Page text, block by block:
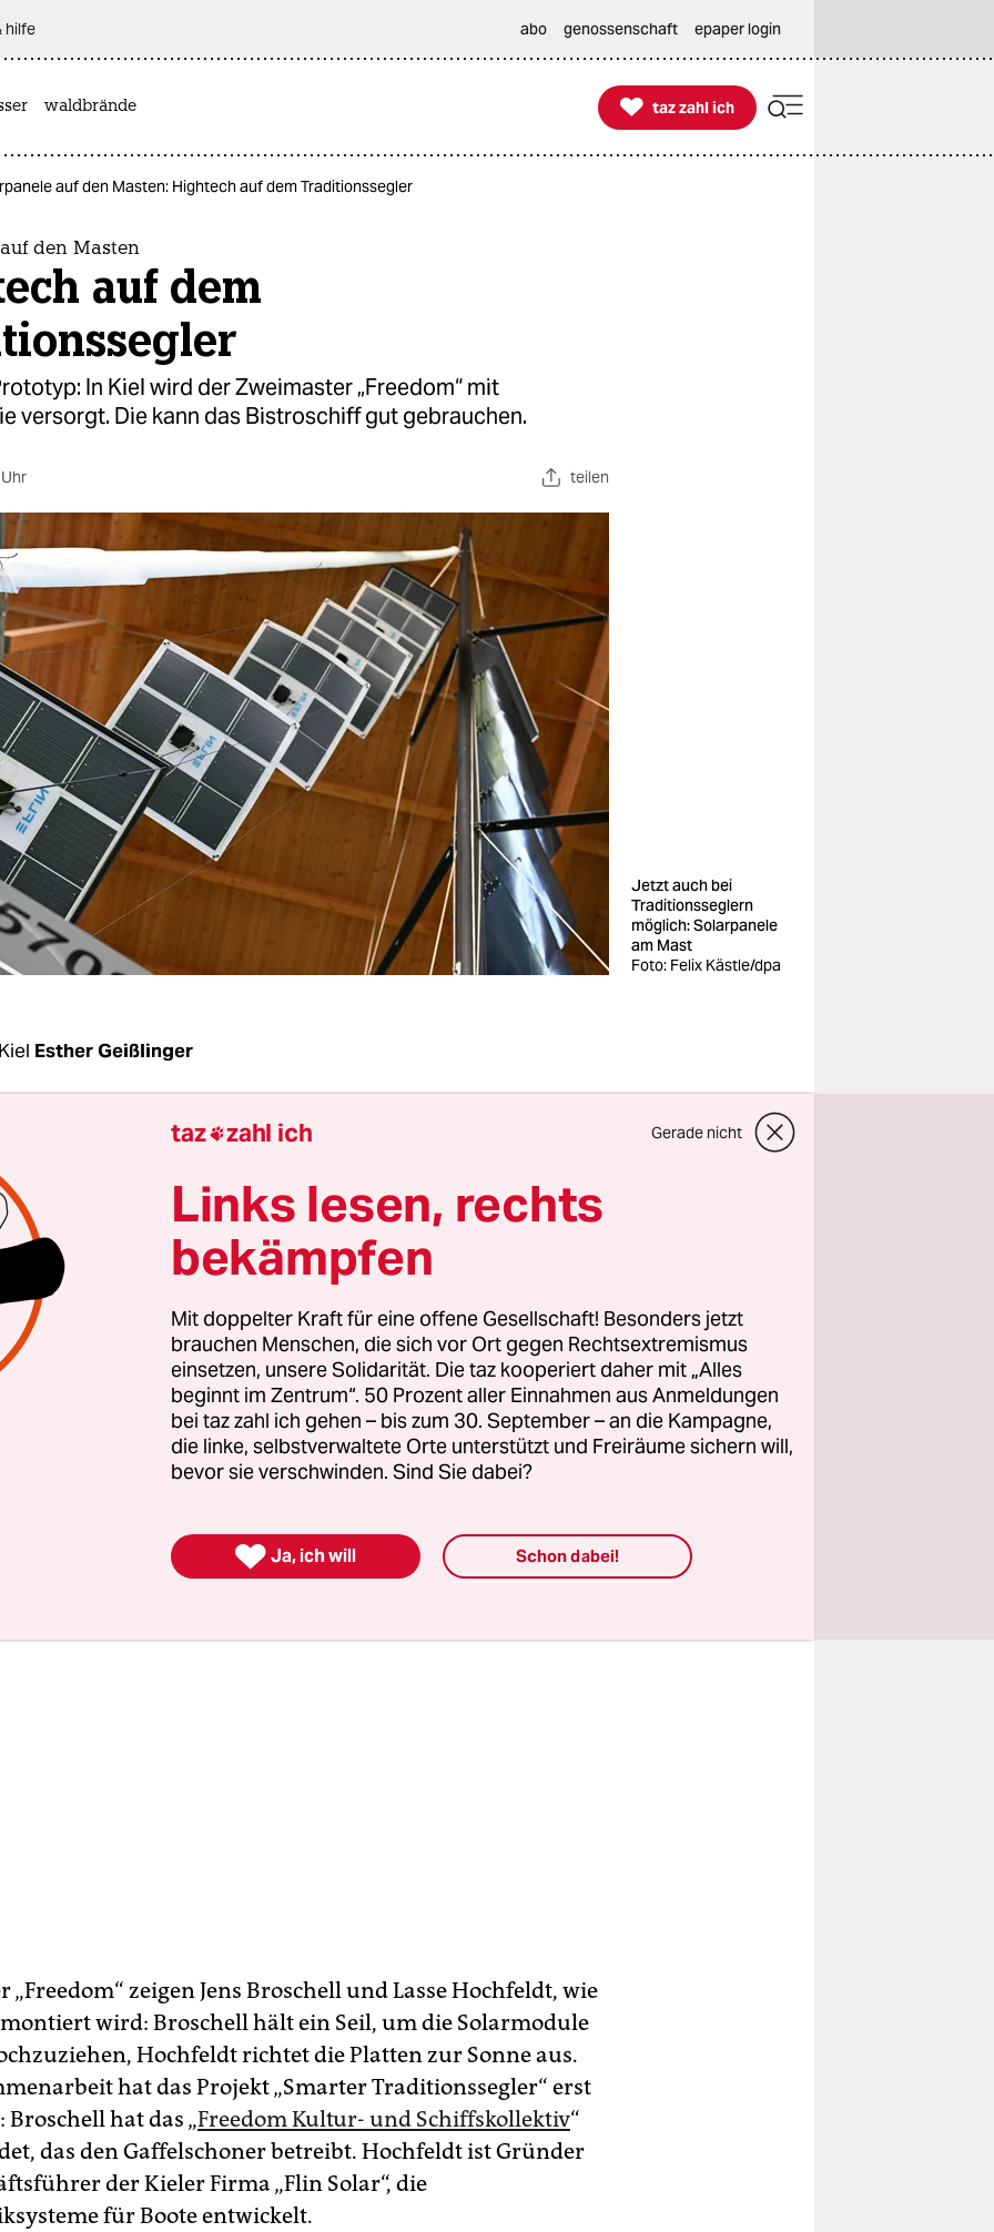
hilfe abo genossenschaft epaper login
waldbrände 
taz zahl ich
taz zahl ich
auf den Masten: Hightech auf dem Traditionssegler
den Masten
auf dem
In Kiel wird der Zweimaster „Freedom“ mit
versorgt. Die kann das Bistroschiff gut gebrauchen.
teilen
Jetzt auch bei
Traditionsseglern
möglich: Solarpanele
am Mast
Foto: Felix Kästle/dpa
Esther Geißlinger
heute „Freedom“ heißt, tuckerte nach dem Krieg als
vor Travemünde und Glückstadt und fuhr als
auf Hochseefischfang, bevor es 1990 zum Gaffelschoner
Heute liegt die „Freedom“ in Kiel am Kai, als Bistro-
Sie ist ein Prototyp: der erste Traditionssegler, an
eine
brauchen Strom, wenn sie wie die „Freedom“ im
Und wenn sie Gastronomie an Bord haben, erst recht.
dieser Strom von Dieselaggregaten auf dem Schiff
er wird mit einem Kabel aus einerLandstromanlage
„Freedom“ zeigen Jens Broschell und Lasse Hochfeldt, wie
wird: Broschell hält ein Seil, um die Solarmodule
Hochfeldt richtet die Platten zur Sonne aus.
hat das Projekt „Smarter Traditionssegler“ erst
hat das „Freedom Kultur- und Schiffskollektiv“
das den Gaffelschoner betreibt. Hochfeldt ist Gründer
der Kieler Firma „Flin Solar“, die
für Boote entwickelt.
taz zahl ich Gerade nicht
Links lesen, rechts
bekämpfen
Mit doppelter Kraft für eine offene Gesellschaft! Besonders jetzt
brauchen Menschen, die sich vor Ort gegen Rechtsextremismus
einsetzen, unsere Solidarität. Die taz kooperiert daher mit „Alles
beginnt im Zentrum“. 50 Prozent aller Einnahmen aus Anmeldungen
bei taz zahl ich gehen – bis zum 30. September – an die Kampagne,
die linke, selbstverwaltete Orte unterstützt und Freiräume sichern will,
bevor sie verschwinden. Sind Sie dabei?
 Ja, ich will Schon dabei!